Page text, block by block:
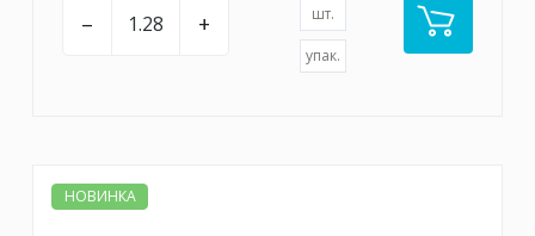
– + шт.
упак.
НОВИНКА